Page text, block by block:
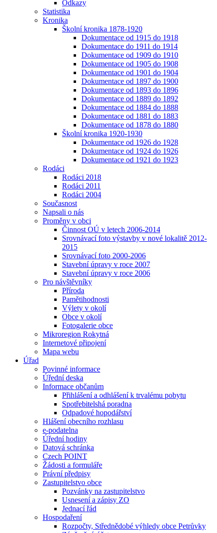
Odkazy
Statistika
Kronika
Školní kronika 1878-1920
Dokumentace od 1915 do 1918
Dokumentace do 1911 do 1914
Dokumentace od 1909 do 1910
Dokumentace od 1905 do 1908
Dokumentace od 1901 do 1904
Dokumentace od 1897 do 1900
Dokumentace od 1893 do 1896
Dokumentace od 1889 do 1892
Dokumentace od 1884 do 1888
Dokumentace od 1881 do 1883
Dokumentace od 1878 do 1880
Školní kronika 1920-1930
Dokumentace od 1926 do 1928
Dokumentace od 1924 do 1926
Dokumentace od 1921 do 1923
Rodáci
Rodáci 2018
Rodáci 2011
Rodáci 2004
Současnost
Napsali o nás
Proměny v obci
Činnost OÚ v letech 2006-2014
Srovnávací foto výstavby v nové lokalitě 2012-
2015
Srovnávací foto 2000-2006
Stavební úpravy v roce 2007
Stavební úpravy v roce 2006
Pro návštěvníky
Příroda
Pamětihodnosti
Výlety v okolí
Obce v okolí
Fotogalerie obce
Mikroregion Rokytná
Internetové připojení
Mapa webu
Úřad
Povinné informace
Úřední deska
Informace občanům
Přihlášení a odhlášení k trvalému pobytu
Spotřebitelshá poradna
Odpadové hopodářství
Hlášení obecního rozhlasu
e-podatelna
Úřední hodiny
Datová schránka
Czech POINT
Žádosti a formuláře
Právní předpisy
Zastupitelstvo obce
Pozvánky na zastupitelstvo
Usnesení a zápisy ZO
Jednací řád
Hospodaření
Rozpočty, Střednědobé výhledy obce Petrůvky